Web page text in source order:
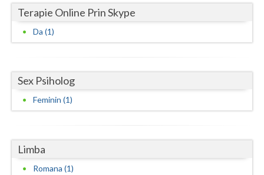
Vrancea
Terapie Online Prin Skype
Da (1)
Sex Psiholog
Feminin (1)
Limba
Romana (1)